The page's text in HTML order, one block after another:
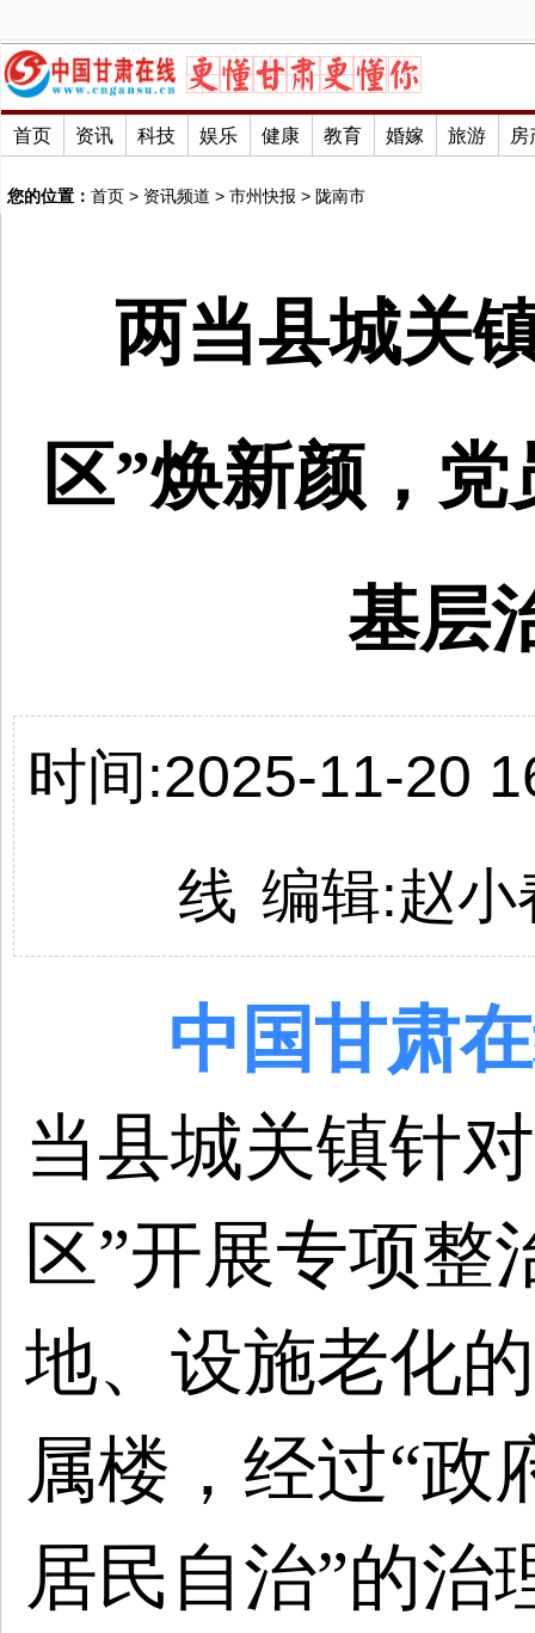
首页 资讯 科技 娱乐 健康 教育 婚嫁 旅游 房
您的位置： 首页 > 资讯频道 > 市州快报 > 陇南市
两当县城关
区”焕新颜，
基层
时间:2025-11-20
线 编辑:赵小
中国甘肃
当县城关镇针
区”开展专项整
地、设施老化
属楼，经过“政
居民自治”的治